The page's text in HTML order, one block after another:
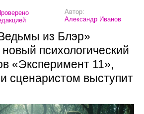
Автор:
Александр Иванов
из Блэр»
психологический
«Эксперимент 11»,
сценаристом выступит